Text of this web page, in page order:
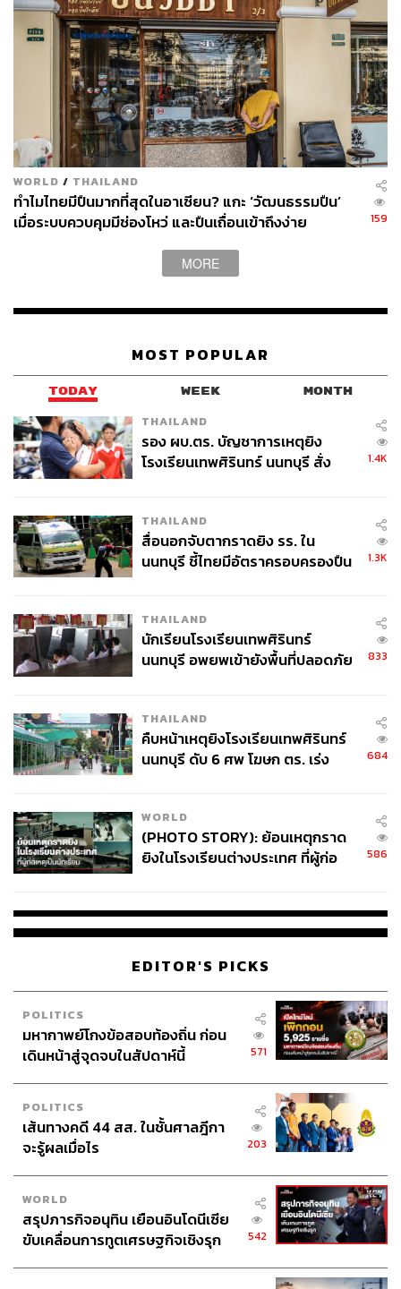
WORLD / THAILAND
ทำไมไทยมีปืนมากที่สุดในอาเซียน? แกะ ‘วัฒนธรรมปืน’
เมื่อระบบควบคุมมีช่องโหว่ และปืนเถื่อนเข้าถึงง่าย
159
MORE
MOST POPULAR
TODAY WEEK MONTH
THAILAND
รอง ผบ.ตร. บัญชาการเหตุยิง
โรงเรียนเทพศิรินทร์ นนทบุรี สั่ง
1.4K
THAILAND
สื่อนอกจับตากราดยิง รร. ใน
นนทบุรี ชี้ไทยมีอัตราครอบครองปืน
1.3K
THAILAND
นักเรียนโรงเรียนเทพศิรินทร์
นนทบุรี อพยพเข้ายังพื้นที่ปลอดภัย
833
THAILAND
คืบหน้าเหตุยิงโรงเรียนเทพศิรินทร์
นนทบุรี ดับ 6 ศพ โฆษก ตร. เร่ง
684
WORLD
(PHOTO STORY): ย้อนเหตุกราด
ยิงในโรงเรียนต่างประเทศ ที่ผู้ก่อ
586
EDITOR'S PICKS
POLITICS
มหากาพย์โกงข้อสอบท้องถิ่น ก่อน
เดินหน้าสู่จุดจบในสัปดาห์นี้
571
POLITICS
เส้นทางคดี 44 สส. ในชั้นศาลฎีกา
จะรู้ผลเมื่อไร
203
WORLD
สรุปภารกิจอนุทิน เยือนอินโดนีเซีย
ขับเคลื่อนการทูตเศรษฐกิจเชิงรุก
542